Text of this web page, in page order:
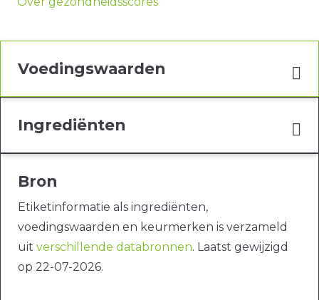
Voedingswaarden
Ingrediënten
Bron
Etiketinformatie als ingrediënten,
voedingswaarden en keurmerken is verzameld
uit verschillende databronnen. Laatst gewijzigd
op 22-07-2026.